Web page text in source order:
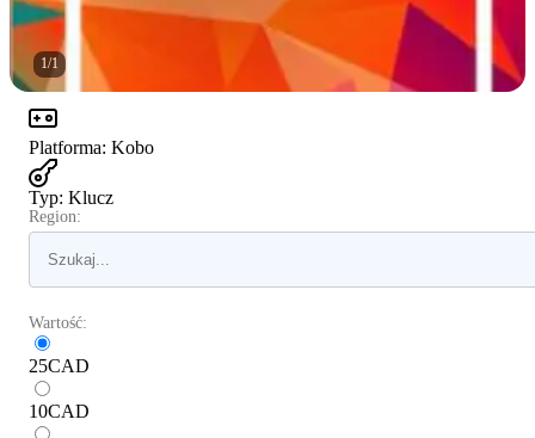
1/1
Platforma: Kobo
Typ: Klucz
Region:
Wartość:
25CAD
10CAD